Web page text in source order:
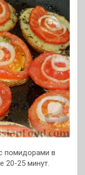
помидорами в
20-25 минут.